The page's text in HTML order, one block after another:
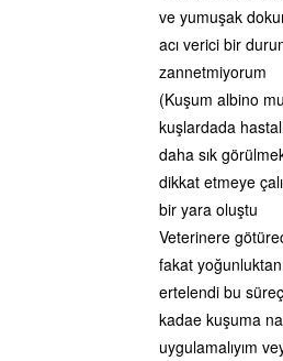
ve yumuşak
acı verici bir
zannetmiyorum
(Kuşum albino
kuşlardada
daha sık
dikkat etmeye
bir yara oluştu
Veterinere
fakat
ertelendi bu
kadae kuşuma
uygulamalıyım